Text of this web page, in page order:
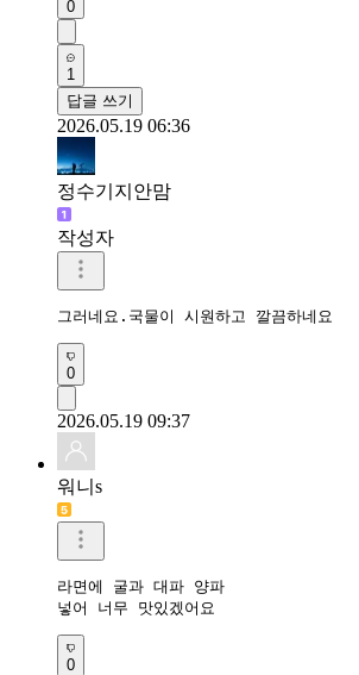
0
1
답글 쓰기
2026.05.19 06:36
정수기지안맘
작성자
그러네요.국물이 시원하고 깔끔하네요
0
2026.05.19 09:37
워니s
라면에 굴과 대파 양파
넣어 너무 맛있겠어요
0